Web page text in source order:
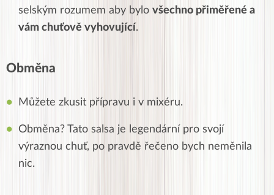
selským rozumem aby bylo všechno přiměřené a
vám chuťově vyhovující.
Obměna
Můžete zkusit přípravu i v mixéru.
Obměna? Tato salsa je legendární pro svojí
výraznou chuť, po pravdě řečeno bych neměnila
nic.